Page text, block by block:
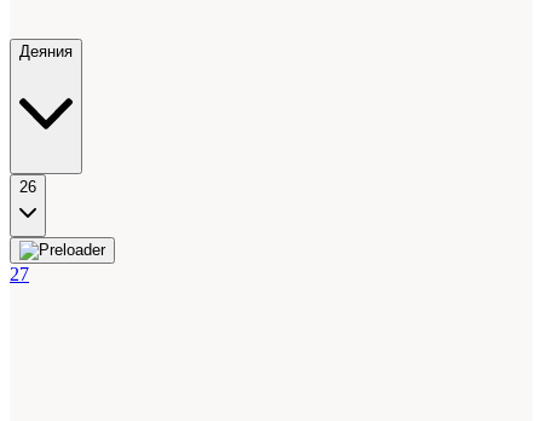
Деяния
26
27